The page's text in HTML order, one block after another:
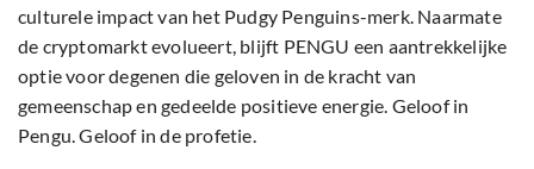
culturele impact van het Pudgy Penguins-merk. Naarmate
de cryptomarkt evolueert, blijft PENGU een aantrekkelijke
optie voor degenen die geloven in de kracht van
gemeenschap en gedeelde positieve energie. Geloof in
Pengu. Geloof in de profetie.